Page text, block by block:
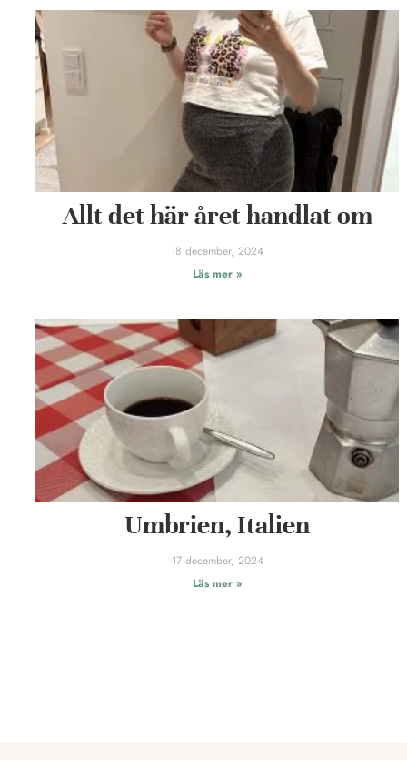
Allt det här året handlat om
18 december, 2024
Läs mer »
Umbrien, Italien
17 december, 2024
Läs mer »